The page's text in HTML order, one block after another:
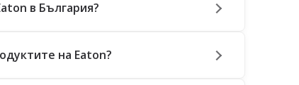
в България?
на Eaton?